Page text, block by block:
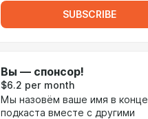
SUBSCRIBE
Вы — спонсор!
$6.2 per month
Мы назовём ваше имя в конце
подкаста вместе с другими